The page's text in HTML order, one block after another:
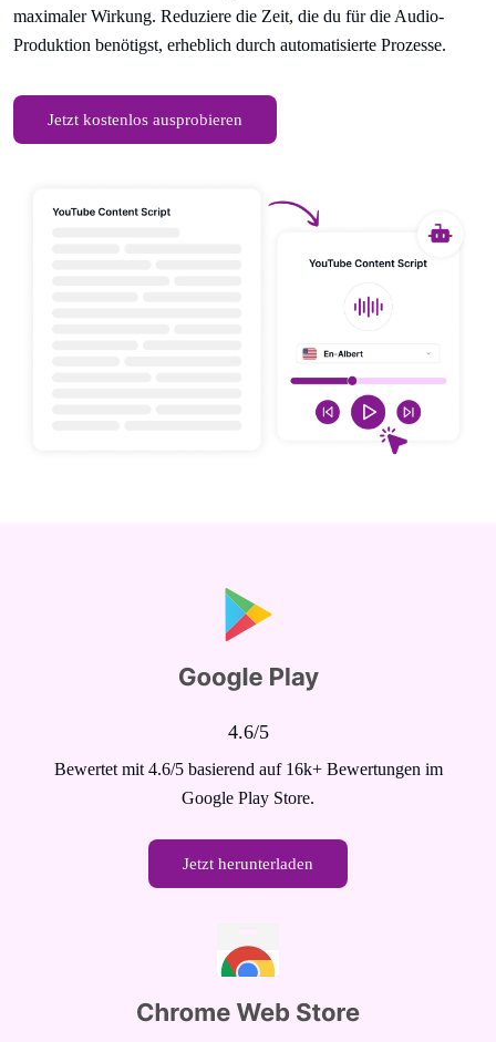
maximaler Wirkung. Reduziere die Zeit, die du für die Audio-
Produktion benötigst, erheblich durch automatisierte Prozesse.
Jetzt kostenlos ausprobieren
4.6/5
Bewertet mit 4.6/5 basierend auf 16k+ Bewertungen im
Google Play Store.
Jetzt herunterladen